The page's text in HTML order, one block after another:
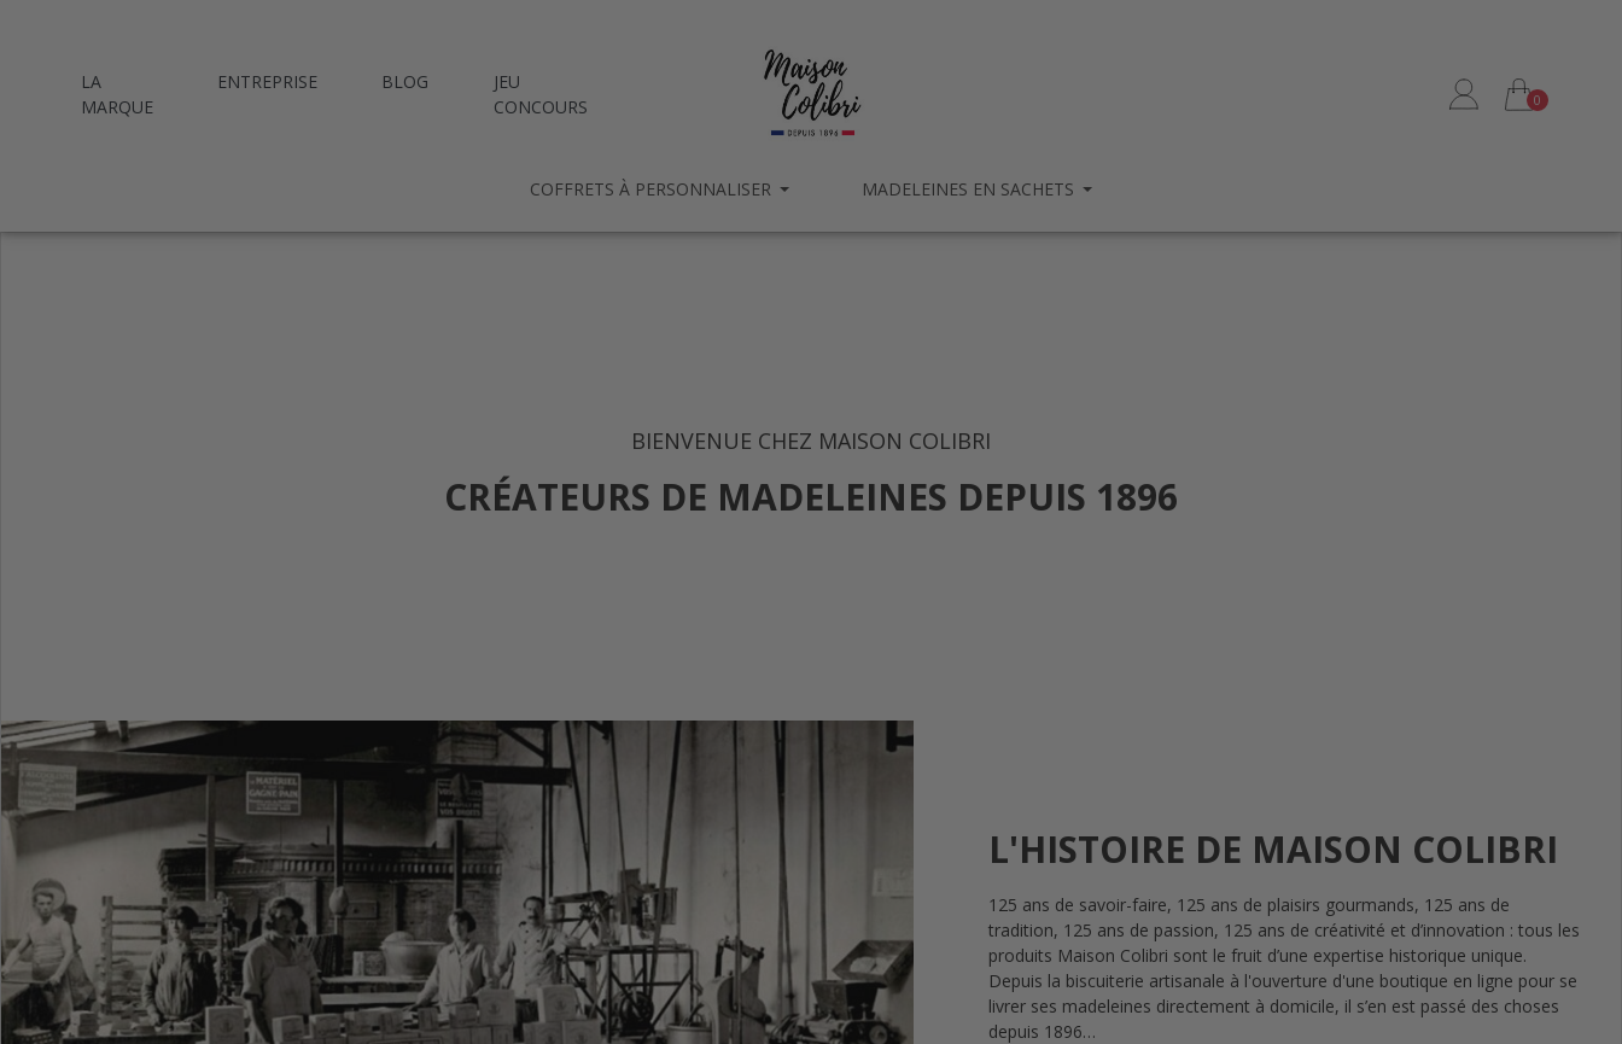
LA
MARQUE
ENTREPRISE BLOG
JEU
CONCOURS
0
COFFRETS À PERSONNALISER MADELEINES EN SACHETS
BIENVENUE CHEZ MAISON COLIBRI
CRÉATEURS DE MADELEINES DEPUIS 1896
L'HISTOIRE DE MAISON COLIBRI
125 ans de savoir-faire, 125 ans de plaisirs gourmands, 125 ans de
tradition, 125 ans de passion, 125 ans de créativité et d’innovation : tous les
produits Maison Colibri sont le fruit d’une expertise historique unique.
Depuis la biscuiterie artisanale à l'ouverture d'une boutique en ligne pour se
livrer ses madeleines directement à domicile, il s’en est passé des choses
depuis 1896…